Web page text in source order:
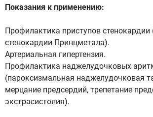
Показания к применению:
Профилактика приступов стенокардии
стенокардии Принцметала).
Артериальная гипертензия.
Профилактика наджелудочковых
(пароксизмальная наджелудочковая
мерцание предсердий, трепетание
экстрасистолия).